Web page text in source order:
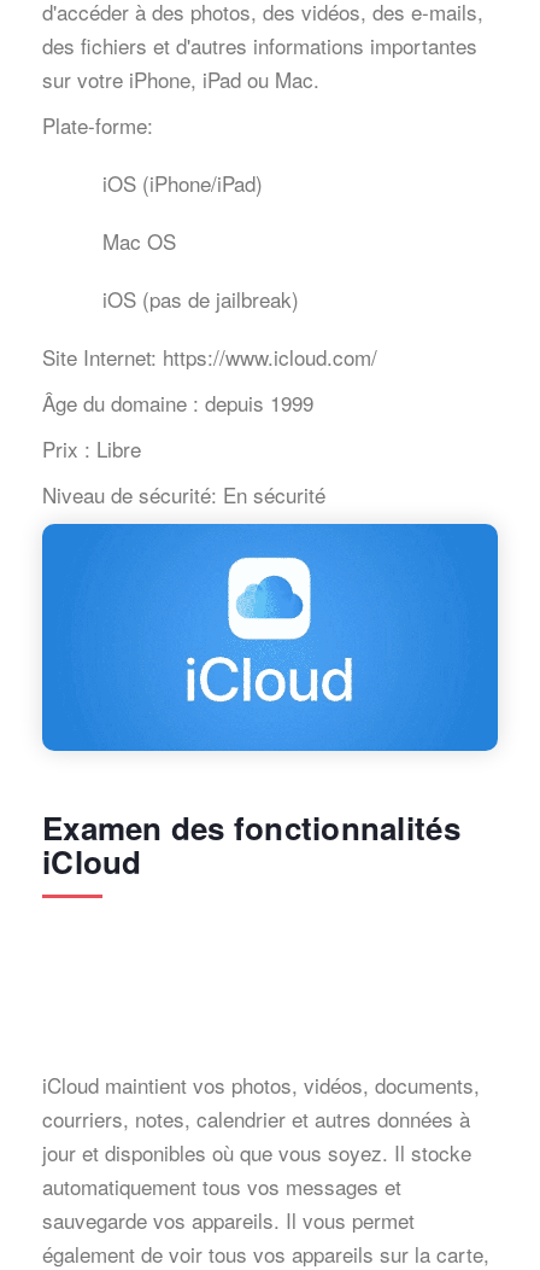
d'accéder à des photos, des vidéos, des e-mails,
des fichiers et d'autres informations importantes
sur votre iPhone, iPad ou Mac.
Plate-forme:
iOS (iPhone/iPad)
Mac OS
iOS (pas de jailbreak)
Site Internet: https://www.icloud.com/
Âge du domaine : depuis 1999
Prix : Libre
Niveau de sécurité: En sécurité
Examen des fonctionnalités
iCloud
iCloud maintient vos photos, vidéos, documents,
courriers, notes, calendrier et autres données à
jour et disponibles où que vous soyez. Il stocke
automatiquement tous vos messages et
sauvegarde vos appareils. Il vous permet
également de voir tous vos appareils sur la carte,